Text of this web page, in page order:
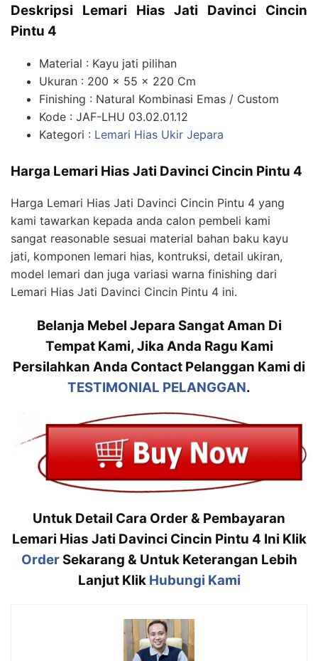
Deskripsi Lemari Hias Jati Davinci Cincin
Pintu 4
Material : Kayu jati pilihan
Ukuran : 200 x 55 x 220 Cm
Finishing : Natural Kombinasi Emas / Custom
Kode : JAF-LHU 03.02.01.12
Kategori : Lemari Hias Ukir Jepara
Harga Lemari Hias Jati Davinci Cincin Pintu 4
Harga Lemari Hias Jati Davinci Cincin Pintu 4 yang
kami tawarkan kepada anda calon pembeli kami
sangat reasonable sesuai material bahan baku kayu
jati, komponen lemari hias, kontruksi, detail ukiran,
model lemari dan juga variasi warna finishing dari
Lemari Hias Jati Davinci Cincin Pintu 4 ini.
Belanja Mebel Jepara Sangat Aman Di
Tempat Kami, Jika Anda Ragu Kami
Persilahkan Anda Contact Pelanggan Kami di
TESTIMONIAL PELANGGAN.
Untuk Detail Cara Order & Pembayaran
Lemari Hias Jati Davinci Cincin Pintu 4 Ini Klik
OrderSekarang & Untuk Keterangan Lebih
Lanjut Klik Hubungi Kami